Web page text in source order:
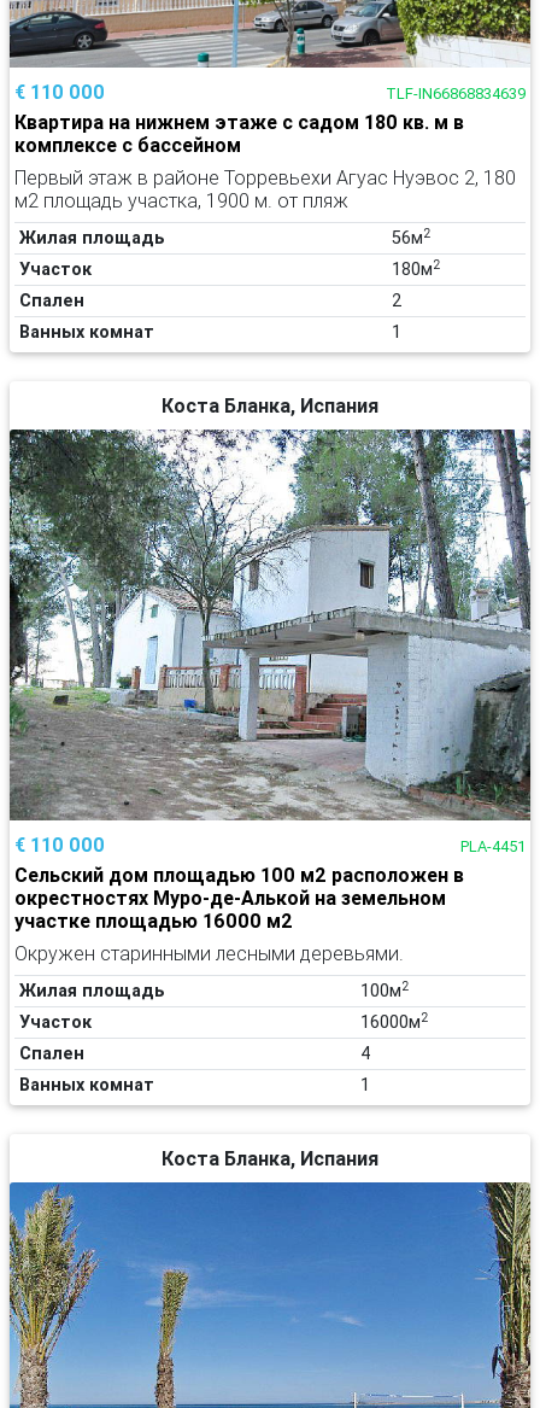
€ 110 000 TLF-IN66868834639
Квартира на нижнем этаже с садом 180 кв. м в
комплексе с бассейном
Первый этаж в районе Торревьехи Агуас Нуэвос 2, 180
м2 площадь участка, 1900 м. от пляж
Жилая площадь 56м2
Участок 180м2
Спален
2
Ванных комнат
1
Коста Бланка, Испания
€ 110 000 PLA-4451
Сельский дом площадью 100 м2 расположен в
окрестностях Муро-де-Алькой на земельном
участке площадью 16000 м2
Окружен старинными лесными деревьями.
Жилая площадь 100м2
Участок 16000м2
Спален
4
Ванных комнат
1
Коста Бланка, Испания